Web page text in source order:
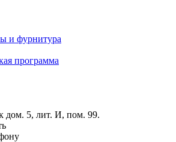
и фурнитура
программа
дом. 5, лит. И, пом. 99.